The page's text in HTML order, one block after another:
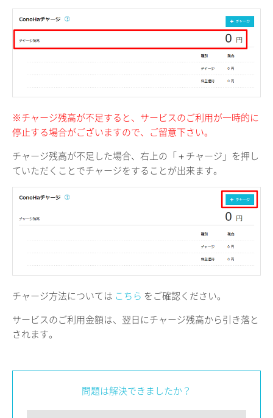
※チャージ残高が不足すると、サービスのご利用が一時的に
停止する場合がございますので、ご留意下さい。
チャージ残高が不足した場合、右上の「＋チャージ」を押し
ていただくことでチャージをすることが出来ます。
チャージ方法については こちら をご確認ください。
サービスのご利用金額は、翌日にチャージ残高から引き落と
されます。
問題は解決できましたか？